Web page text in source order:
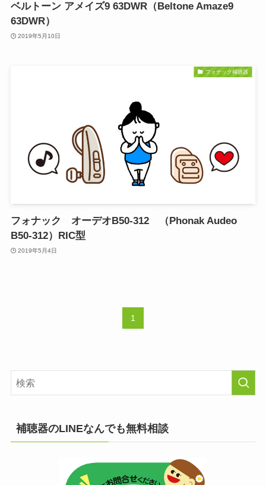
ベルトーン アメイズ9 63DWR（Beltone Amaze9
63DWR）
2019年5月10日
フォナック補聴器
フォナック オーデオB50-312 （Phonak Audeo
B50-312）RIC型
2019年5月4日
1
補聴器のLINEなんでも無料相談